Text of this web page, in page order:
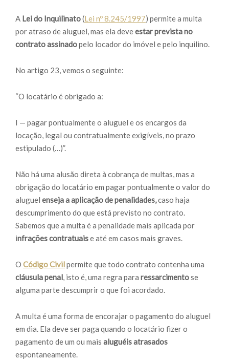
A Lei do Inquilinato(Lei nº 8.245/1997) permite a multa
por atraso de aluguel, mas ela deveestar prevista no
contrato assinadopelo locador do imóvel e pelo inquilino.
No artigo 23, vemos o seguinte:
“O locatário é obrigado a:
I — pagar pontualmente o aluguel e os encargos da
locação, legal ou contratualmente exigíveis, no prazo
estipulado (…)”.
Não há uma alusão direta à cobrança de multas, mas a
obrigação do locatário em pagar pontualmente o valor do
aluguel enseja a aplicação de penalidades,caso haja
descumprimento do que está previsto no contrato.
Sabemos que a multa é a penalidade mais aplicada por
infrações contratuaise até em casos mais graves.
O Código Civilpermite que todo contrato contenha uma
cláusula penal, isto é, uma regra para ressarcimentose
alguma parte descumprir o que foi acordado.
A multa é uma forma de encorajar o pagamento do aluguel
em dia. Ela deve ser paga quando o locatário fizer o
pagamento de um ou mais aluguéis atrasados
espontaneamente.